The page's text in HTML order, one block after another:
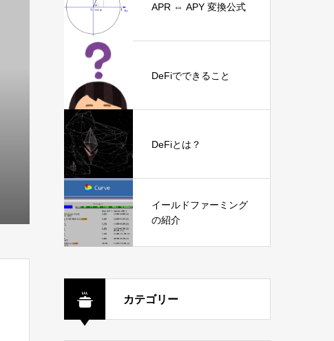
APR ⇔ APY 変換公式
DeFiでできること
DeFiとは？
イールドファーミング
の紹介
カテゴリー